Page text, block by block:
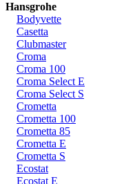
Hansgrohe
Bodyvette
Casetta
Clubmaster
Croma
Croma 100
Croma Select E
Croma Select S
Crometta
Crometta 100
Crometta 85
Crometta E
Crometta S
Ecostat
Ecostat E